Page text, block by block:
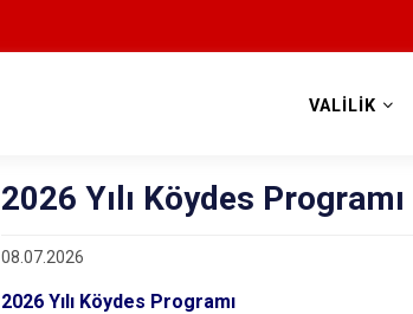
VALİLİK
2026 Yılı Köydes Programı
08.07.2026
2026 Yılı Köydes Programı